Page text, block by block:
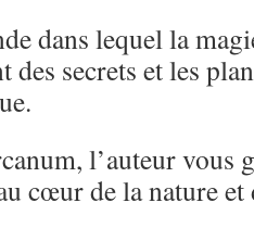
dans lequel la
des secrets et les
l’auteur vous
cœur de la nature